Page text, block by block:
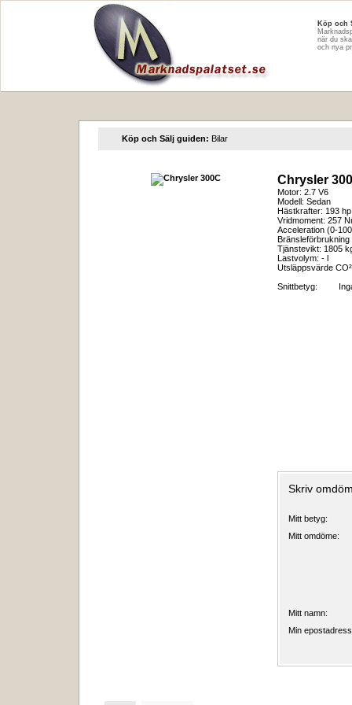
Köp och
när du
och nya
Köp och Sälj guiden: Bilar
Chrysler
Motor: 2.7 V6
Modell: Sedan
Hästkrafter: 193 hp
Vridmoment: 257
Acceleration (0-
Tjänstevikt: 1805
Lastvolym: - l
Utsläppsvärde
Snittbetyg:
Skriv
Mitt betyg:
Mitt omdöme:
Mitt namn:
Min